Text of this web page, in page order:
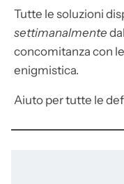
Tutte le soluzioni
settimanalmente
concomitanza con
enigmistica.
Aiuto per tutte le